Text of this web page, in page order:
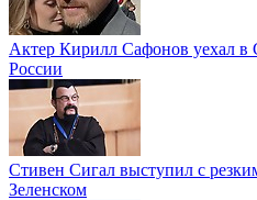
Актер Кирилл Сафонов уехал
России
Стивен Сигал выступил с
Зеленском